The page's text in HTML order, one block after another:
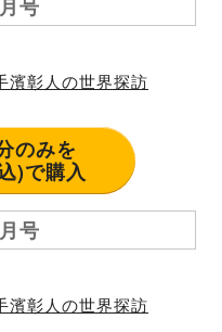
号
濱彰人の世界探訪
のみを
税込)で購入
号
濱彰人の世界探訪